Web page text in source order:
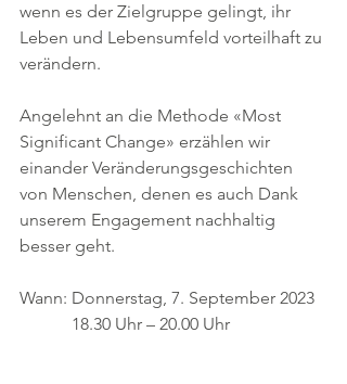
wenn es der Zielgruppe gelingt, ihr
Leben und Lebensumfeld vorteilhaft zu
verändern.
Angelehnt an die Methode «Most
Significant Change» erzählen wir
einander Veränderungsgeschichten
von Menschen, denen es auch Dank
unserem Engagement nachhaltig
besser geht.
Wann: Donnerstag, 7. September 2023
	  18.30 Uhr – 20.00 Uhr